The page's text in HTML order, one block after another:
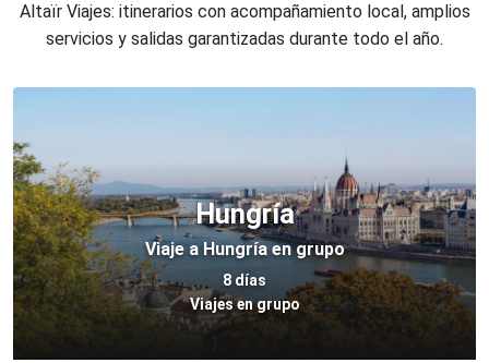
Altaïr Viajes: itinerarios con acompañamiento local, amplios
servicios y salidas garantizadas durante todo el año.
Hungría
Viaje a Hungría en grupo
8 días
Viajes en grupo